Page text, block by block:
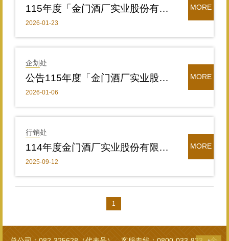
115年度「金门酒厂实业股份有限公司对机关、学校、民间团体补助经费作业要点」申请期间及方式
2026-01-23
MORE
企划处
公告115年度「金门酒厂实业股份有限公司睦邻工作要点」申请期间及方式
2026-01-06
MORE
行销处
114年度金门酒厂实业股份有限公司活动广告宣传赞助作业要点公告
2025-09-12
MORE
1